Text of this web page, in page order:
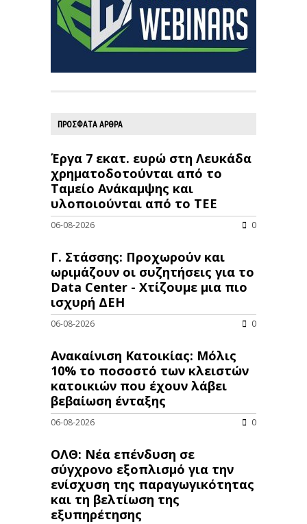
ΠΡΟΣΦΑΤΑ ΑΡΘΡΑ
Έργα 7 εκατ. ευρώ στη Λευκάδα
χρηματοδοτούνται από το
Ταμείο Ανάκαμψης και
υλοποιούνται από το ΤΕΕ
06-08-2026 0
Γ. Στάσσης: Προχωρούν και
ωριμάζουν οι συζητήσεις για το
Data Center - Χτίζουμε μια πιο
ισχυρή ΔΕΗ
06-08-2026 0
Ανακαίνιση Κατοικίας: Μόλις
10% το ποσοστό των κλειστών
κατοικιών που έχουν λάβει
βεβαίωση ένταξης
06-08-2026 0
ΟΛΘ: Νέα επένδυση σε
σύγχρονο εξοπλισμό για την
ενίσχυση της παραγωγικότητας
και τη βελτίωση της
εξυπηρέτησης